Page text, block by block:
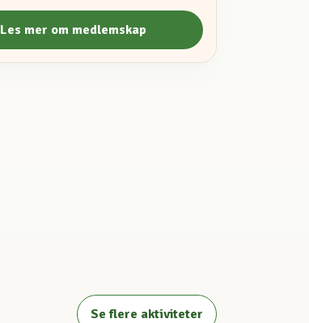
Les mer om medlemskap
Se flere aktiviteter